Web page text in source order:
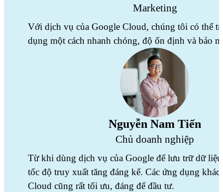
Marketing
Với dịch vụ của Google Cloud, chúng tôi có thể
dụng một cách nhanh chóng, độ ổn định và bảo
Nguyễn Nam Tiến
Chủ doanh nghiệp
Từ khi dùng dịch vụ của Google để lưu trữ dữ
tốc độ truy xuất tăng đáng kể. Các ứng dụng khác
Cloud cũng rất tối ưu, đáng để đầu tư.